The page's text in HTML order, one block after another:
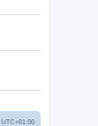
UTC+01:00